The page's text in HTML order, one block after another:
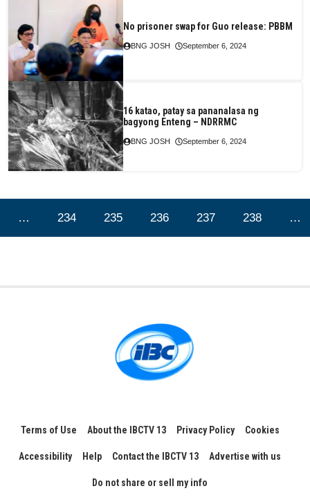
No prisoner swap for Guo release: PBBM
BNG JOSH September 6, 2024
16 katao, patay sa pananalasa ng
bagyong Enteng – NDRRMC
BNG JOSH September 6, 2024
… 234 235 236 237 238 …
Terms of Use About the IBCTV 13 Privacy Policy Cookies
Accessibility Help Contact the IBCTV 13 Advertise with us
Do not share or sell my info